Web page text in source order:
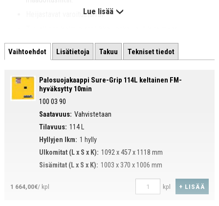
Heijastavat varoitustarrat.
riippulukolla.
Neljä eri kokoa:
1092 x 457 x 1651 mm
864 x 864 x 1651 mm
1092 x 864 x 1651 mm
Lue lisää
Vaihtoehdot Lisätietoja Takuu Tekniset tiedot
Palosuojakaappi Sure-Grip 114L keltainen FM-
hyväksytty 10min
100 03 90
Saatavuus: Vahvistetaan
Tilavuus: 114 L
Hyllyjen lkm: 1 hylly
Ulkomitat (L x S x K): 1092 x 457 x 1118 mm
Sisämitat (L x S x K): 1003 x 370 x 1006 mm
1 664,00€/ kpl kpl + LISÄÄ